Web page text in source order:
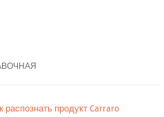
распознать продукт Carraro